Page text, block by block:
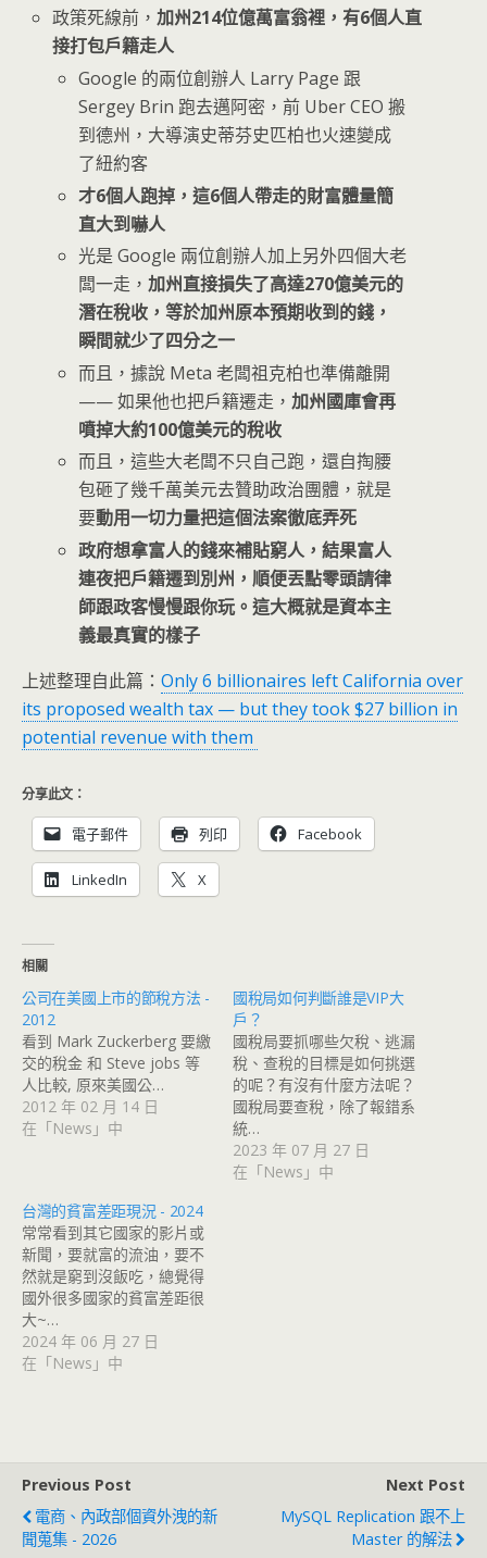
政策死線前，加州214位億萬富翁裡，有6個人直
接打包戶籍走人
Google 的兩位創辦人 Larry Page 跟
Sergey Brin 跑去邁阿密，前 Uber CEO 搬
到德州，大導演史蒂芬史匹柏也火速變成
了紐約客
才6個人跑掉，這6個人帶走的財富體量簡
直大到嚇人
光是 Google 兩位創辦人加上另外四個大老
闆一走，加州直接損失了高達270億美元的
潛在稅收，等於加州原本預期收到的錢，
瞬間就少了四分之一
而且，據說 Meta 老闆祖克柏也準備離開
—— 如果他也把戶籍遷走，加州國庫會再
噴掉大約100億美元的稅收
而且，這些大老闆不只自己跑，還自掏腰
包砸了幾千萬美元去贊助政治團體，就是
要動用一切力量把這個法案徹底弄死
政府想拿富人的錢來補貼窮人，結果富人
連夜把戶籍遷到別州，順便丟點零頭請律
師跟政客慢慢跟你玩。這大概就是資本主
義最真實的樣子
上述整理自此篇： Only 6 billionaires left California over
its proposed wealth tax — but they took $27 billion in
potential revenue with them
分享此文：
電子郵件 列印 Facebook
LinkedIn X
相關
公司在美國上市的節稅方法 -
2012
看到 Mark Zuckerberg 要繳
交的稅金 和 Steve jobs 等
人比較, 原來美國公…
2012 年 02 月 14 日
在「News」中
國稅局如何判斷誰是VIP大
戶？
國稅局要抓哪些欠稅、逃漏
稅、查稅的目標是如何挑選
的呢？有沒有什麼方法呢？
國稅局要查稅，除了報錯系
統…
2023 年 07 月 27 日
在「News」中
台灣的貧富差距現況 - 2024
常常看到其它國家的影片或
新聞，要就富的流油，要不
然就是窮到沒飯吃，總覺得
國外很多國家的貧富差距很
大~…
2024 年 06 月 27 日
在「News」中
Previous Post
電商、內政部個資外洩的新
聞蒐集 - 2026
Next Post
MySQL Replication 跟不上
Master 的解法